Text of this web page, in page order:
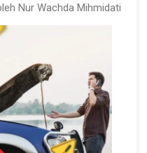
Nur Wachda Mihmidati